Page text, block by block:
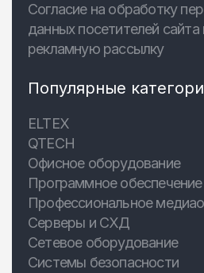
Согласие на обработку
данных посетителей сайта
рекламную рассылку
Популярные
ELTEX
QTECH
Офисное оборудование
Программное обеспечение
Профессиональное
Серверы и СХД
Сетевое оборудование
Системы безопасности